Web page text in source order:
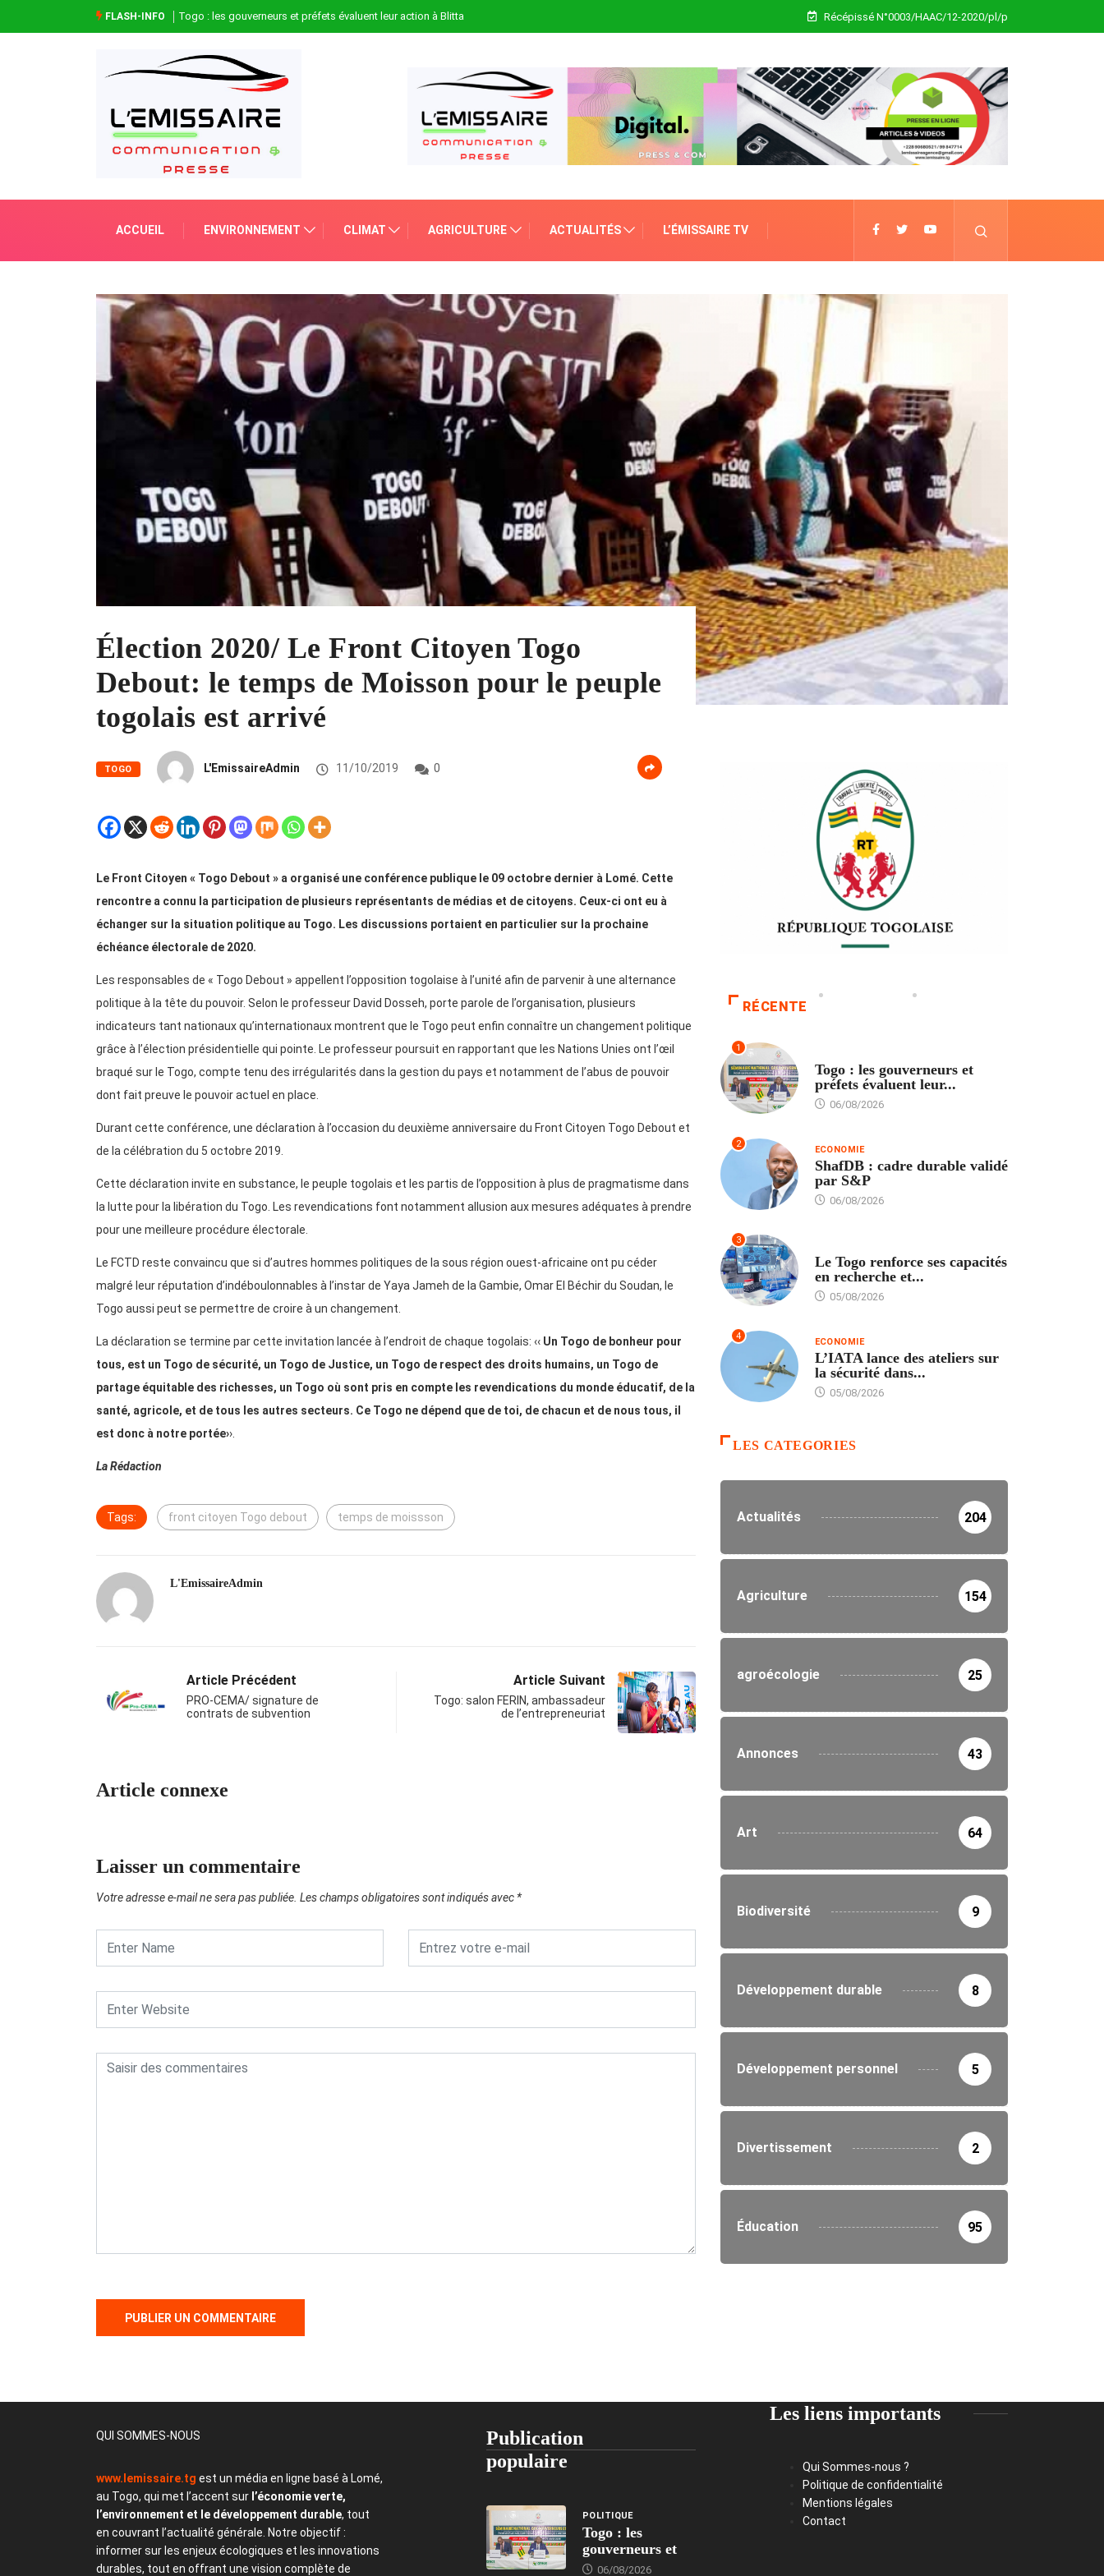
FLASH-INFO Togo : les gouverneurs et préfets évaluent leur action à Blitta Récépissé N°0003/HAAC/12-2020/pl/p
ACCUEIL ENVIRONNEMENT CLIMAT AGRICULTURE ACTUALITÉS L’ÉMISSAIRE TV
Élection 2020/ Le Front Citoyen Togo
Debout: le temps de Moisson pour le peuple
togolais est arrivé
TOGO L'EmissaireAdmin 11/10/2019 0
Le Front Citoyen « Togo Debout » a organisé une conférence publique le 09 octobre dernier à Lomé. Cette
rencontre a connu la participation de plusieurs représentants de médias et de citoyens. Ceux-ci ont eu à
échanger sur la situation politique au Togo. Les discussions portaient en particulier sur la prochaine
échéance électorale de 2020.
Les responsables de « Togo Debout » appellent l’opposition togolaise à l’unité afin de parvenir à une alternance
politique à la tête du pouvoir. Selon le professeur David Dosseh, porte parole de l’organisation, plusieurs
indicateurs tant nationaux qu’internationaux montrent que le Togo peut enfin connaître un changement politique
grâce à l’élection présidentielle qui pointe. Le professeur poursuit en rapportant que les Nations Unies ont l’œil
braqué sur le Togo, compte tenu des irrégularités dans la gestion du pays et notamment de l’abus de pouvoir
dont fait preuve le pouvoir actuel en place.
Durant cette conférence, une déclaration à l’occasion du deuxième anniversaire du Front Citoyen Togo Debout et
de la célébration du 5 octobre 2019.
Cette déclaration invite en substance, le peuple togolais et les partis de l’opposition à plus de pragmatisme dans
la lutte pour la libération du Togo. Les revendications font notamment allusion aux mesures adéquates à prendre
pour une meilleure procédure électorale.
Le FCTD reste convaincu que si d’autres hommes politiques de la sous région ouest-africaine ont pu céder
malgré leur réputation d’indéboulonnables à l’instar de Yaya Jameh de la Gambie, Omar El Béchir du Soudan, le
Togo aussi peut se permettre de croire à un changement.
La déclaration se termine par cette invitation lancée à l’endroit de chaque togolais: ‹‹ Un Togo de bonheur pour
tous, est un Togo de sécurité, un Togo de Justice, un Togo de respect des droits humains, un Togo de
partage équitable des richesses, un Togo où sont pris en compte les revendications du monde éducatif, de la
santé, agricole, et de tous les autres secteurs. Ce Togo ne dépend que de toi, de chacun et de nous tous, il
est donc à notre portée››.
La Rédaction
Tags: front citoyen Togo debout temps de moissson
L'EmissaireAdmin
Article Précédent
PRO-CEMA/ signature de
contrats de subvention
Article Suivant
Togo: salon FERIN, ambassadeur
de l’entrepreneuriat
Article connexe
Laisser un commentaire
Votre adresse e-mail ne sera pas publiée. Les champs obligatoires sont indiqués avec *
RÉCENTE
1
Togo : les gouverneurs et
préfets évaluent leur...
06/08/2026
2 ECONOMIE
ShafDB : cadre durable validé
par S&P
06/08/2026
3
Le Togo renforce ses capacités
en recherche et...
05/08/2026
4 ECONOMIE
L’IATA lance des ateliers sur
la sécurité dans...
05/08/2026
LES CATEGORIES
Actualités 204
Agriculture 154
agroécologie 25
Annonces 43
Art 64
Biodiversité 9
Développement durable 8
Développement personnel 5
Divertissement 2
Éducation 95
QUI SOMMES-NOUS
www.lemissaire.tg est un média en ligne basé à Lomé,
au Togo, qui met l’accent sur l’économie verte,
l’environnement et le développement durable, tout
en couvrant l’actualité générale. Notre objectif :
informer sur les enjeux écologiques et les innovations
durables, tout en offrant une vision complète de
Publication
populaire
POLITIQUE
Togo : les
gouverneurs et
06/08/2026
Les liens importants
Qui Sommes-nous ?
Politique de confidentialité
Mentions légales
Contact